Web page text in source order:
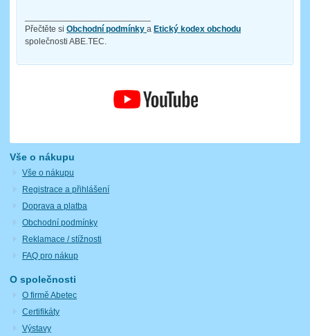
Přečtěte si Obchodní podmínky a Etický kodex obchodu
společnosti ABE.TEC.
Vše o nákupu
Vše o nákupu
Registrace a přihlášení
Doprava a platba
Obchodní podmínky
Reklamace / stížnosti
FAQ pro nákup
O společnosti
O firmě Abetec
Certifikáty
Výstavy